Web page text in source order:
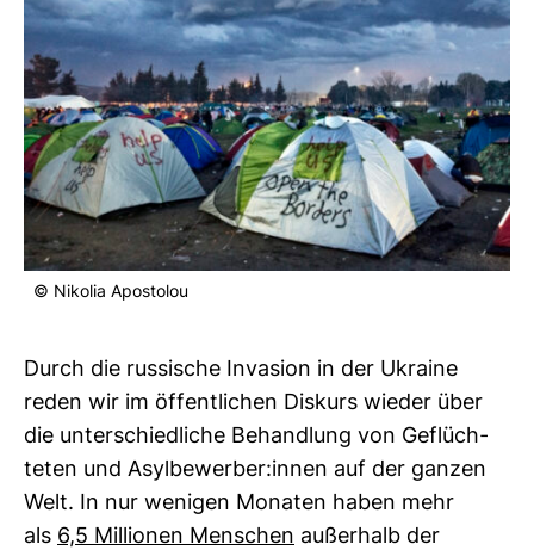
© Nikolia Apos­tolou
Durch die rus­si­sche Inva­sion in der Ukraine
reden wir im öffent­li­chen Dis­kurs wieder über
die unter­schied­liche Behand­lung von Geflüch­
teten und Asyl­be­werber:innen auf der ganzen
Welt. In nur wenigen Monaten haben mehr
als 6,5 Mil­lionen Men­schen außer­halb der